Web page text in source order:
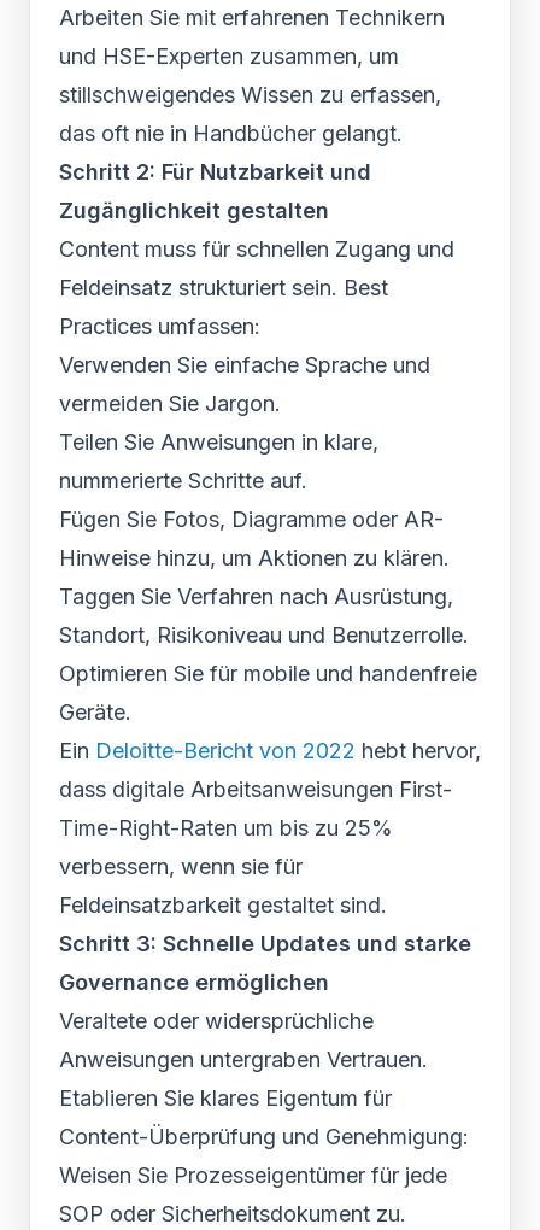
Arbeiten Sie mit erfahrenen Technikern
und HSE-Experten zusammen, um
stillschweigendes Wissen zu erfassen,
das oft nie in Handbücher gelangt.
Schritt 2: Für Nutzbarkeit und
Zugänglichkeit gestalten
Content muss für schnellen Zugang und
Feldeinsatz strukturiert sein. Best
Practices umfassen:
Verwenden Sie einfache Sprache und
vermeiden Sie Jargon.
Teilen Sie Anweisungen in klare,
nummerierte Schritte auf.
Fügen Sie Fotos, Diagramme oder AR-
Hinweise hinzu, um Aktionen zu klären.
Taggen Sie Verfahren nach Ausrüstung,
Standort, Risikoniveau und Benutzerrolle.
Optimieren Sie für mobile und handenfreie
Geräte.
Ein Deloitte-Bericht von 2022 hebt hervor,
dass digitale Arbeitsanweisungen First-
Time-Right-Raten um bis zu 25%
verbessern, wenn sie für
Feldeinsatzbarkeit gestaltet sind.
Schritt 3: Schnelle Updates und starke
Governance ermöglichen
Veraltete oder widersprüchliche
Anweisungen untergraben Vertrauen.
Etablieren Sie klares Eigentum für
Content-Überprüfung und Genehmigung:
Weisen Sie Prozesseigentümer für jede
SOP oder Sicherheitsdokument zu.